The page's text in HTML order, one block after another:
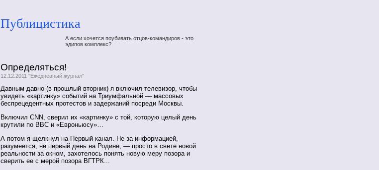
Публицистика
А если хочется поубивать отцов-командиров - это
эдипов комплекс?
Определяться!
12.12.2011 "Ежедневный журнал"
Давным-давно (в прошлый вторник) я включил телевизор, чтобы
увидеть «картинку» событий на Триумфальной — массовых
беспрецедентных протестов и задержаний посреди Москвы.
Включил CNN, сверил их «картинку» с той, которую целый день
крутили по BBC и «Евроньюсу»…
А потом я щелкнул на Первый канал. Не за информацией,
разумеется, не первый день на Родине, — просто в свете новой
реальности за окном, захотелось понять новую меру позора и
сверить ее с мерой позора ВГТРК...